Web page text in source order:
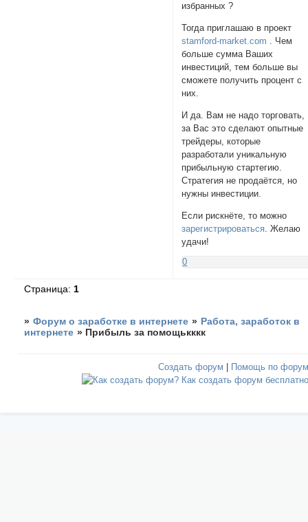
избранных ?
Тогда приглашаю в проект
stamford-market.com . Чем
больше сумма Ваших
инвестиций, тем больше вы
сможете получить процент с
них.
И да. Вам не надо торговать,
за Вас это сделают опытные
трейдеры, которые
разработали уникальную
прибыльную стартегию.
Стратегия не продаётся, но
нужны инвестиции.
Если рискнёте, то можно
зарегистрироваться . Желаю
удачи!
0
Страница: 1
» Форум о заработке в интернете » Работа, заработок в
интернете » Прибыль за помощькккк
Создать форум Помощь по